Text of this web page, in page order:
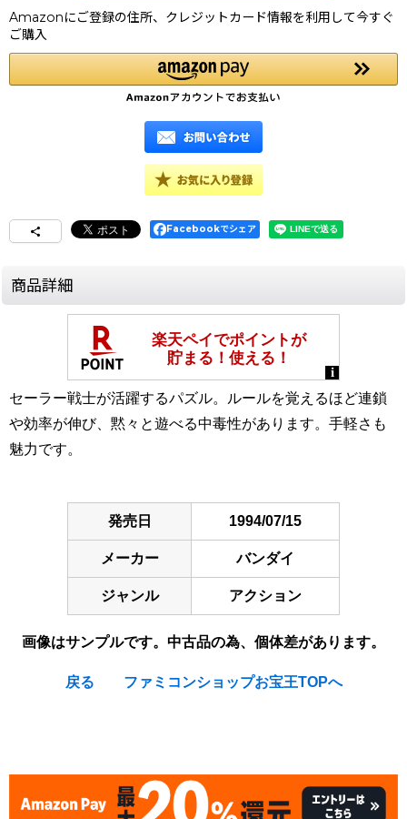
Amazonにご登録の住所、クレジットカード情報を利用して今すぐ
ご購入
Facebookでシェア
商品詳細
セーラー戦士が活躍するパズル。ルールを覚えるほど連鎖
や効率が伸び、黙々と遊べる中毒性があります。手軽さも
魅力です。
発売日 1994/07/15
メーカー バンダイ
ジャンル アクション
画像はサンプルです。中古品の為、個体差があります。
戻る ファミコンショップお宝王TOPへ